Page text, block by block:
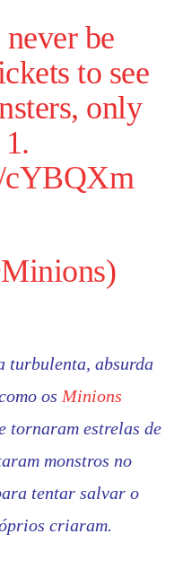
be
to see
only
cYBQXm
Minions)
turbulenta, absurda
os Minions
tornaram estrelas de
monstros no
tentar salvar o
criaram.